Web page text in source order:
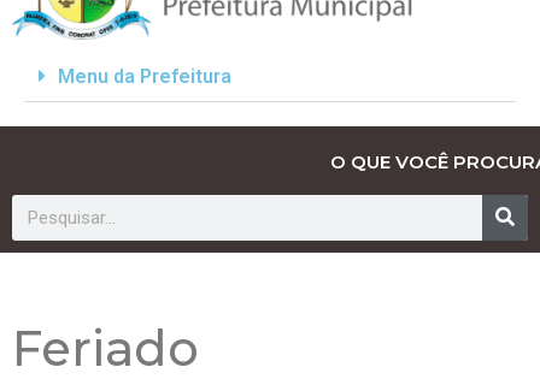
Menu da Prefeitura
O QUE VOCÊ
Feriado